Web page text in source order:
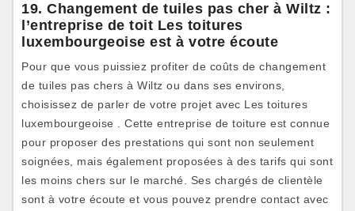
19. Changement de tuiles pas cher à Wiltz :
l’entreprise de toit Les toitures
luxembourgeoise est à votre écoute
Pour que vous puissiez profiter de coûts de changement
de tuiles pas chers à Wiltz ou dans ses environs,
choisissez de parler de votre projet avec Les toitures
luxembourgeoise . Cette entreprise de toiture est connue
pour proposer des prestations qui sont non seulement
soignées, mais également proposées à des tarifs qui sont
les moins chers sur le marché. Ses chargés de clientèle
sont à votre écoute et vous pouvez prendre contact avec